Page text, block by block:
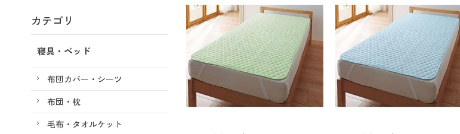
カテゴリ
寝具・ベッド
布団カバー・シーツ
布団・枕
毛布・タオルケット